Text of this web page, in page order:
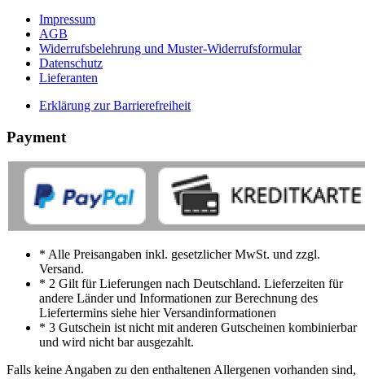
Impressum
AGB
Widerrufsbelehrung und Muster-Widerrufsformular
Datenschutz
Lieferanten
Erklärung zur Barrierefreiheit
Payment
* Alle Preisangaben inkl. gesetzlicher MwSt. und zzgl.
Versand.
* 2 Gilt für Lieferungen nach Deutschland. Lieferzeiten für
andere Länder und Informationen zur Berechnung des
Liefertermins siehe hier Versandinformationen
* 3 Gutschein ist nicht mit anderen Gutscheinen kombinierbar
und wird nicht bar ausgezahlt.
Falls keine Angaben zu den enthaltenen Allergenen vorhanden sind,